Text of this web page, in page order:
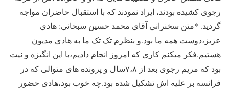
رجوی کشیده بودند، ایراد نمودند که با استقبال حاضران مواجه
گردید. *متن سخنرانی آقای محمد حسین سبحانی: هادی
عزیز،دوست همه ما بود.و بنظرم تک تک ما به هادی مدیون
هستیم.فکر میکنم کاری که امروز انجام دادیم،با این انگیزه و نیت
بود که مریم رجوی بعد از ۷،۸سال و پرونده های متوالی که در
فرانسه بر علیه اش تشکیل شده بود.چه خوب بود،هادی حضور